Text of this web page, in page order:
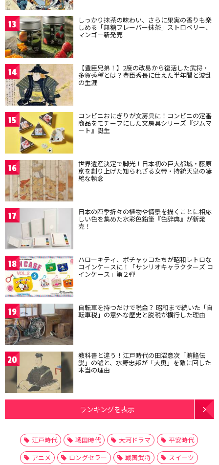
13 しっかり抹茶の味わい、さらに果実の香りも楽
しめる「無糖フレーバー抹茶」ストロベリー、
マンゴー新発売
14 【豊臣兄弟！】2度の改易から復活した武将・
多賀秀種とは？豊臣秀長に仕えた半年間と波乱
の生涯
15 コンビニおにぎりが文房具に！コンビニの定番
商品をモチーフにした文房具シリーズ『ジムマ
ート』誕生
16 世界遺産決定で脚光！日本初の巨大都城・藤原
京を創り上げた知られざる女帝・持統天皇の凄
絶な執念
17 日本の四季折々の植物や情景を描くことに相応
しい色を集めた水彩色鉛筆『色辞典』が新発
売！
18 ハローキティ、ポチャッコたちが昭和レトロな
コインケースに！「サンリオキャラクターズ コ
インケース」第２弾
19 自転車を持つだけで税金？ 昭和まで続いた「自
転車税」の意外な歴史と脱税が横行した理由
20 教科書と違う！江戸時代の田沼意次「賄賂伝
説」の嘘と、水野忠邦が「大奥」を敵に回した
本当の理由
ランキングを表示
江戸時代 戦国時代 大河ドラマ
平安時代
アニメ
ロングセラー 戦国武将
スイーツ